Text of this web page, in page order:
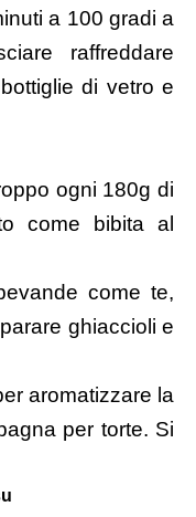
a 100 gradi a
raffreddare
di vetro e
ogni 180g di
come bibita al
come te,
ghiaccioli e
aromatizzare la
per torte. Si